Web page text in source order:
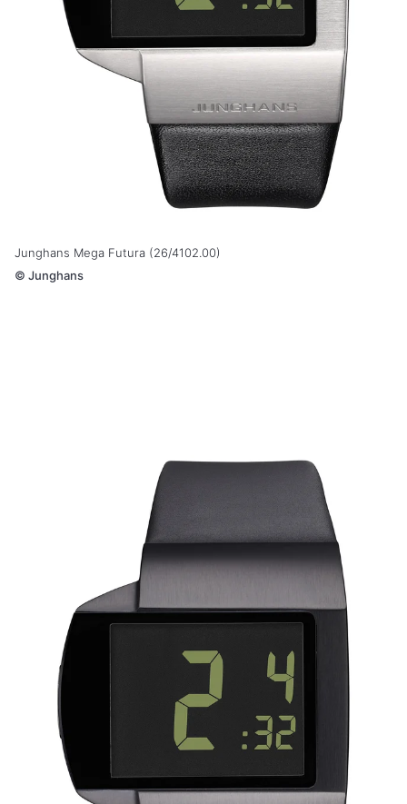
Junghans Mega Futura (26/4102.00)
© Junghans